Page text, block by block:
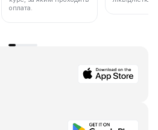
оплата.